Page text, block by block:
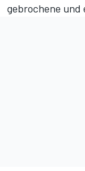
gebrochene und